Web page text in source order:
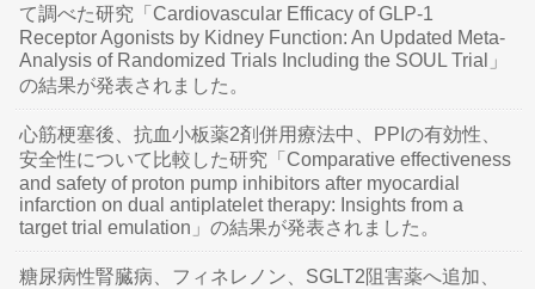
て調べた研究「Cardiovascular Efficacy of GLP-1
Receptor Agonists by Kidney Function: An Updated Meta-
Analysis of Randomized Trials Including the SOUL Trial」
の結果が発表されました。
心筋梗塞後、抗血小板薬2剤併用療法中、PPIの有効性、
安全性について比較した研究「Comparative effectiveness
and safety of proton pump inhibitors after myocardial
infarction on dual antiplatelet therapy: Insights from a
target trial emulation」の結果が発表されました。
糖尿病性腎臓病、フィネレノン、SGLT2阻害薬へ追加、